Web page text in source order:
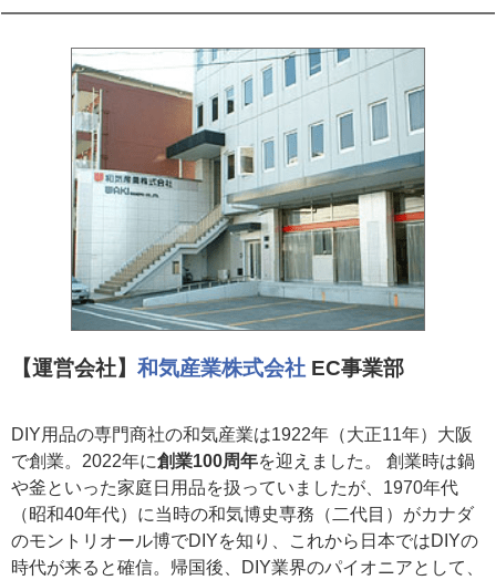
【運営会社】 和気産業株式会社 EC事業部
DIY用品の専門商社の和気産業は1922年（大正11年）大阪
で創業。2022年に創業100周年を迎えました。 創業時は鍋
や釜といった家庭日用品を扱っていましたが、1970年代
（昭和40年代）に当時の和気博史専務（二代目）がカナダ
のモントリオール博でDIYを知り、これから日本ではDIYの
時代が来ると確信。帰国後、DIY業界のパイオニアとして、